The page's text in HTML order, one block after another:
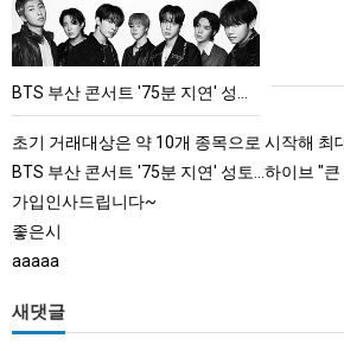
서
트
'75
분
브
"큰
BTS 부산 콘서트 '75분 지연' 성토…하이브 "큰 실망·불편" 사과
초기 거래대상은 약 10개 종목으로 시작해 최대 100개까지 확대할 방침이다. 구체적인 거래 대상 ETF는 아직 확정되지 않았지만, 시
BTS 부산 콘서트 '75분 지연' 성토…하이브 "큰
가입인사드립니다~
좋은시
aaaaa
새댓글